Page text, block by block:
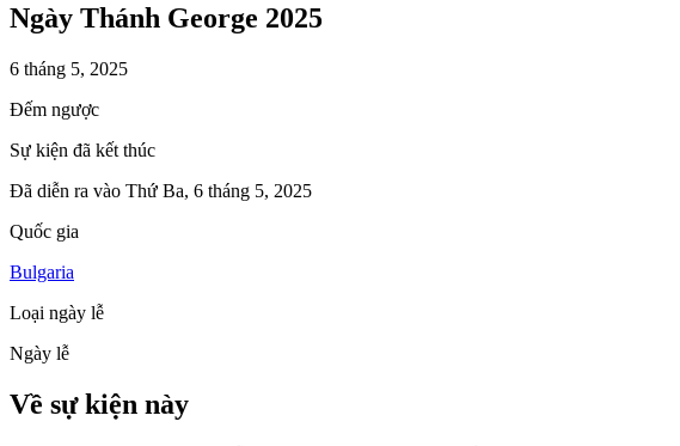
Ngày Thánh George 2025
6 tháng 5, 2025
Đếm ngược
Sự kiện đã kết thúc
Đã diễn ra vào Thứ Ba, 6 tháng 5, 2025
Quốc gia
Bulgaria
Loại ngày lễ
Ngày lễ
Về sự kiện này